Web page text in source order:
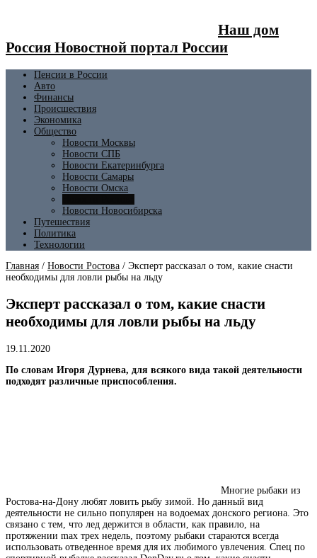
Наш дом
Россия Новостной портал России
Пенсии в России
Авто
Финансы
Происшествия
Экономика
Общество
Новости Москвы
Новости СПБ
Новости Екатеринбурга
Новости Самары
Новости Омска
Новости Новосибирска
Путешествия
Политика
Технологии
Главная / Новости Ростова / Эксперт рассказал о том, какие снасти
необходимы для ловли рыбы на льду
Эксперт рассказал о том, какие снасти
необходимы для ловли рыбы на льду
19.11.2020
По словам Игоря Дурнева, для всякого вида такой деятельности
подходят различные приспособления.
Многие рыбаки из
Ростова-на-Дону любят ловить рыбу зимой. Но данный вид
деятельности не сильно популярен на водоемах донского региона. Это
связано с тем, что лед держится в области, как правило, на
протяжении max трех недель, поэтому рыбаки стараются всегда
использовать отведенное время для их любимого увлечения. Спец по